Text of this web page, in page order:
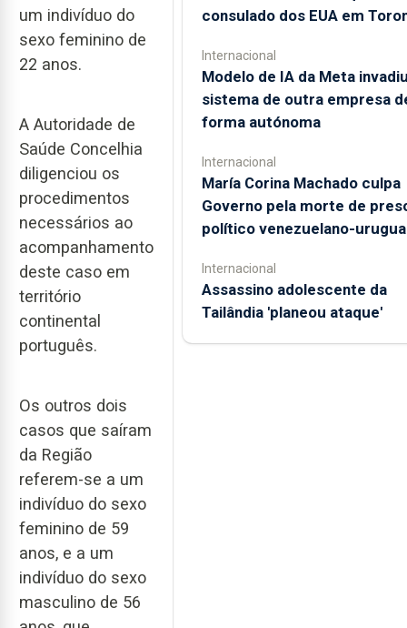
um indivíduo do
sexo feminino de
22 anos.
A Autoridade de
Saúde Concelhia
diligenciou os
procedimentos
necessários ao
acompanhamento
deste caso em
território
continental
português.
Os outros dois
casos que saíram
da Região
referem-se a um
indivíduo do sexo
feminino de 59
anos, e a um
indivíduo do sexo
masculino de 56
consulado dos EUA em
Internacional
Modelo de IA da Meta
sistema de outra empresa
forma autónoma
Internacional
María Corina Machado culpa
Governo pela morte de
político venezuelano-
Internacional
Assassino adolescente da
Tailândia 'planeou ataque'